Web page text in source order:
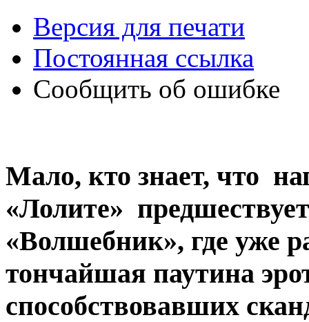
Версия для печати
Постоянная ссылка
Сообщить об ошибке
Мало, кто знает, что
«Лолите»
«Волшебник», где уже
тончайшая паутина
способствовавших